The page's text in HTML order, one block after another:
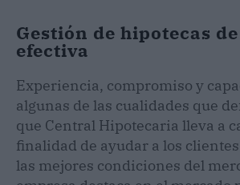
Gestión de hipotecas
efectiva
Experiencia, compromiso y
algunas de las cualidades que
que Central Hipotecaria lleva a
finalidad de ayudar a los
las mejores condiciones del